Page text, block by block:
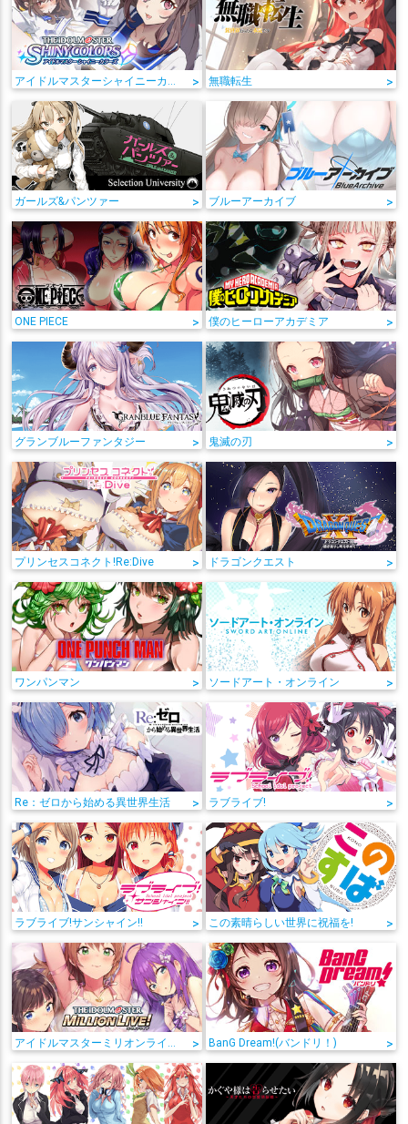
> 無職転生 >
ガールズ&パンツァー > ブルーアーカイブ >
ONE PIECE > 僕のヒーローアカデミア >
グランブルーファンタジー > 鬼滅の刃 >
プリンセスコネクト!Re:Dive > ドラゴンクエスト >
ワンパンマン > ソードアート・オンライン >
Re：ゼロから始める異世界生活 > ラブライブ! >
ラブライブ!サンシャイン!! > この素晴らしい世界に祝福を! >
アイドルマスターミリオンライブ! > BanG Dream!(バンドリ！) >